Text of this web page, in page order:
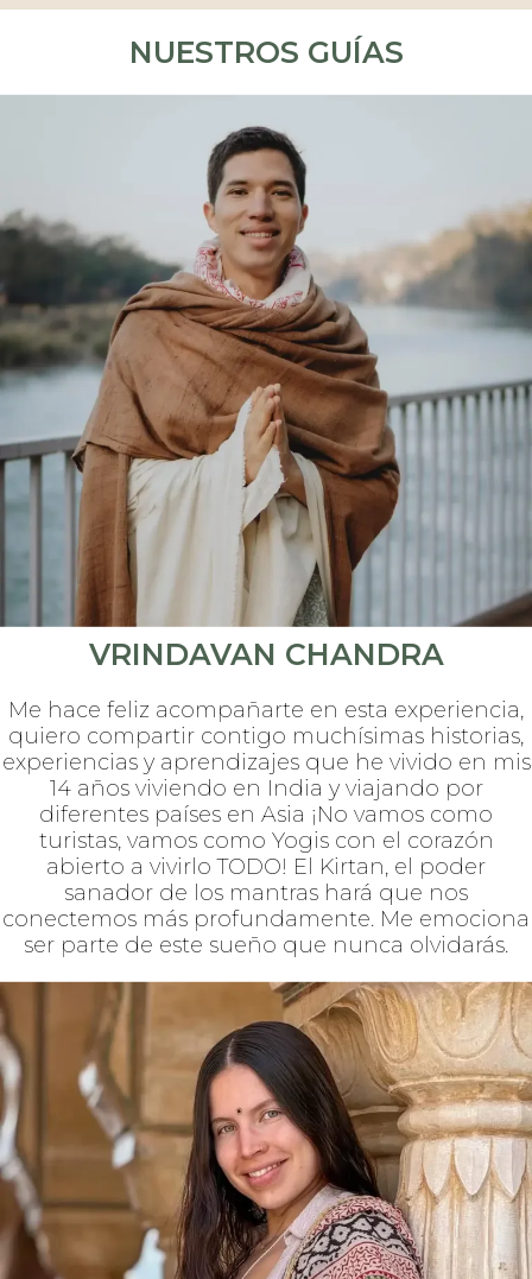
VRINDAVAN CHANDRA
Me hace feliz acompañarte en esta experiencia,
quiero compartir contigo muchísimas historias,
experiencias y aprendizajes que he vivido en mis
14 años viviendo en India y viajando por
diferentes países en Asia ¡No vamos como
abierto a vivirlo TODO! El Kirtan, el poder
sanador de los mantras hará que nos
conectemos más profundamente. Me emociona
ser parte de este sueño que nunca olvidarás.